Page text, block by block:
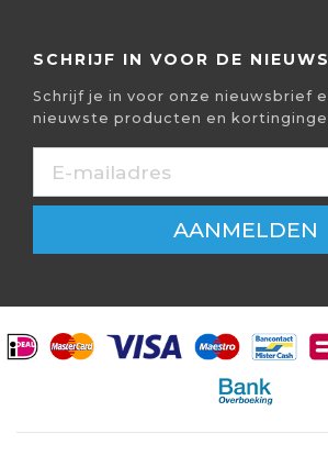
SCHRIJF IN VOOR DE
Schrijf je in voor onze nieuwsbrief
nieuwste producten en
AANMELDEN